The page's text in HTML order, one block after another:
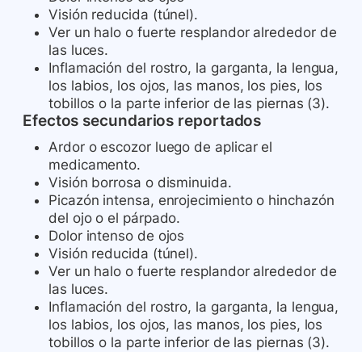
Visión reducida (túnel).
Ver un halo o fuerte resplandor alrededor de
las luces.
Inflamación del rostro, la garganta, la lengua,
los labios, los ojos, las manos, los pies, los
tobillos o la parte inferior de las piernas (3).
Efectos secundarios reportados
Ardor o escozor luego de aplicar el
medicamento.
Visión borrosa o disminuida.
Picazón intensa, enrojecimiento o hinchazón
del ojo o el párpado.
Dolor intenso de ojos
Visión reducida (túnel).
Ver un halo o fuerte resplandor alrededor de
las luces.
Inflamación del rostro, la garganta, la lengua,
los labios, los ojos, las manos, los pies, los
tobillos o la parte inferior de las piernas (3).